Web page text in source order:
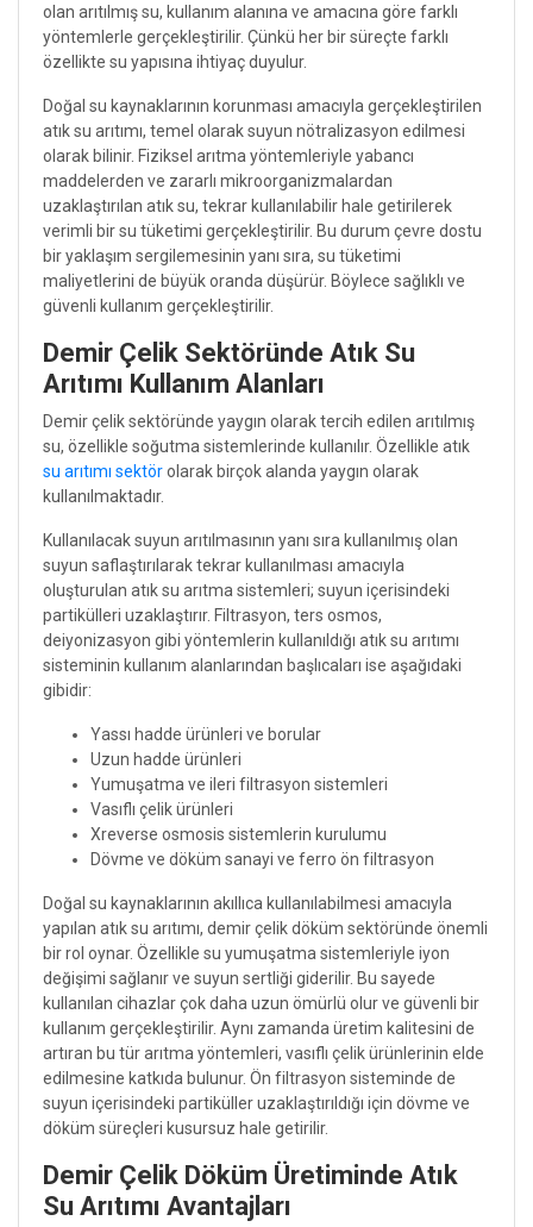
olan arıtılmış su, kullanım alanına ve amacına göre farklı
yöntemlerle gerçekleştirilir. Çünkü her bir süreçte farklı
özellikte su yapısına ihtiyaç duyulur.
Doğal su kaynaklarının korunması amacıyla gerçekleştirilen
atık su arıtımı, temel olarak suyun nötralizasyon edilmesi
olarak bilinir. Fiziksel arıtma yöntemleriyle yabancı
maddelerden ve zararlı mikroorganizmalardan
uzaklaştırılan atık su, tekrar kullanılabilir hale getirilerek
verimli bir su tüketimi gerçekleştirilir. Bu durum çevre dostu
bir yaklaşım sergilemesinin yanı sıra, su tüketimi
maliyetlerini de büyük oranda düşürür. Böylece sağlıklı ve
güvenli kullanım gerçekleştirilir.
Demir Çelik Sektöründe Atık Su
Arıtımı Kullanım Alanları
Demir çelik sektöründe yaygın olarak tercih edilen arıtılmış
su, özellikle soğutma sistemlerinde kullanılır. Özellikle atık
su arıtımı sektörolarak birçok alanda yaygın olarak
kullanılmaktadır.
Kullanılacak suyun arıtılmasının yanı sıra kullanılmış olan
suyun saflaştırılarak tekrar kullanılması amacıyla
oluşturulan atık su arıtma sistemleri; suyun içerisindeki
partikülleri uzaklaştırır. Filtrasyon, ters osmos,
deiyonizasyon gibi yöntemlerin kullanıldığı atık su arıtımı
sisteminin kullanım alanlarından başlıcaları ise aşağıdaki
gibidir:
Yassı hadde ürünleri ve borular
Uzun hadde ürünleri
Yumuşatma ve ileri filtrasyon sistemleri
Vasıflı çelik ürünleri
Xreverse osmosis sistemlerin kurulumu
Dövme ve döküm sanayi ve ferro ön filtrasyon
Doğal su kaynaklarının akıllıca kullanılabilmesi amacıyla
yapılan atık su arıtımı, demir çelik döküm sektöründe önemli
bir rol oynar. Özellikle su yumuşatma sistemleriyle iyon
değişimi sağlanır ve suyun sertliği giderilir. Bu sayede
kullanılan cihazlar çok daha uzun ömürlü olur ve güvenli bir
kullanım gerçekleştirilir. Aynı zamanda üretim kalitesini de
artıran bu tür arıtma yöntemleri, vasıflı çelik ürünlerinin elde
edilmesine katkıda bulunur. Ön filtrasyon sisteminde de
suyun içerisindeki partiküller uzaklaştırıldığı için dövme ve
döküm süreçleri kusursuz hale getirilir.
Demir Çelik Döküm Üretiminde Atık
Su Arıtımı Avantajları